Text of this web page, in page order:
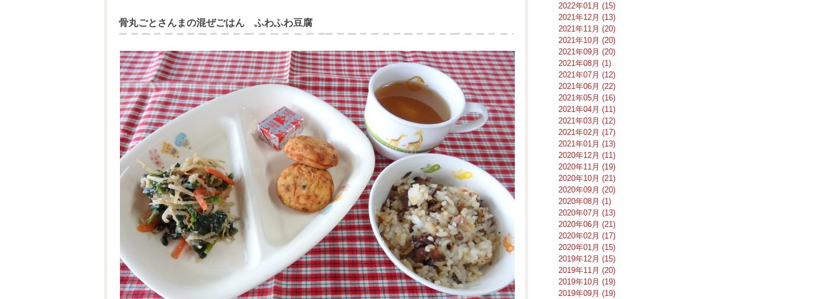
骨丸ごとさんまの混ぜごはん ふわふわ豆腐
2022年01月 (15)
2021年12月 (13)
2021年11月 (20)
2021年10月 (20)
2021年09月 (20)
2021年08月 (1)
2021年07月 (12)
2021年06月 (22)
2021年05月 (16)
2021年04月 (11)
2021年03月 (12)
2021年02月 (17)
2021年01月 (13)
2020年12月 (11)
2020年11月 (19)
2020年10月 (21)
2020年09月 (20)
2020年08月 (1)
2020年07月 (13)
2020年06月 (21)
2020年02月 (17)
2020年01月 (15)
2019年12月 (15)
2019年11月 (20)
2019年10月 (19)
2019年09月 (19)